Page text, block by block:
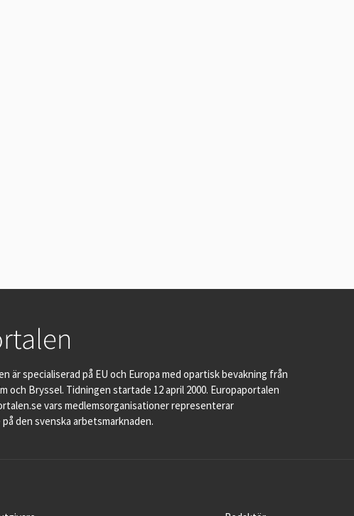
är specialiserad på EU och Europa med opartisk bevakning från
och Bryssel. Tidningen startade 12 april 2000. Europaportalen
vars medlemsorganisationer representerar
den svenska arbetsmarknaden.